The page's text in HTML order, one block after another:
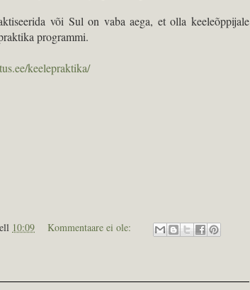
või Sul on vaba aega, et olla keeleõppijale
programmi.
keelepraktika/
10:09 Kommentaare ei ole: